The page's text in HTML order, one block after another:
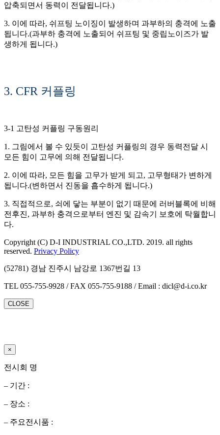
압축되면서 동력이 전달됩니다.)
3. 이에 따라, 쉬프팅 노이징이 발생하며 과부하의 충격에 노출
됩니다.(과부하 충격에 노출되어 쉬프팅 및 중립노이즈가 발
생하게 됩니다.)
3. CFR 커플링
3-1 고탄성 커플링 구동원리
1. 그림에서 볼 수 있듯이 고탄성 커플링의 경우 동력전달 시
모든 힘이 고무에 의해 전달됩니다.
2. 이에 따라, 모든 힘을 고무가 받게 되고, 고무형태가 변하게
됩니다.(변하면서 진동을 흡수하게 됩니다.)
3. 직접적으로, 쇠에 닿는 부분이 없기 때문에 러버블록에 비해
전후진, 과부하 충격으로부터 엔진 및 감속기 보호에 탁월합니
다.
Copyright (C) D-I INDUSTRIAL CO.,LTD. 2019. all rights
reserved. Privacy Policy
(52781) 경남 진주시 남강로 1367번길 13
TEL 055-755-9928 / FAX 055-755-9188 / Email : dicl@d-i.co.kr
CLOSE
×
전시회 명
– 기간 :
– 장소 :
– 주요전시품 :